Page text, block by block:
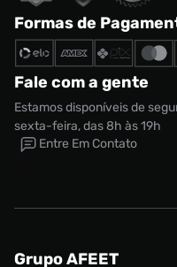
Formas de
Fale com a gente
Estamos disponíveis de
sexta-feira, das 8h às 19h
Entre Em Contato
Grupo AFEET